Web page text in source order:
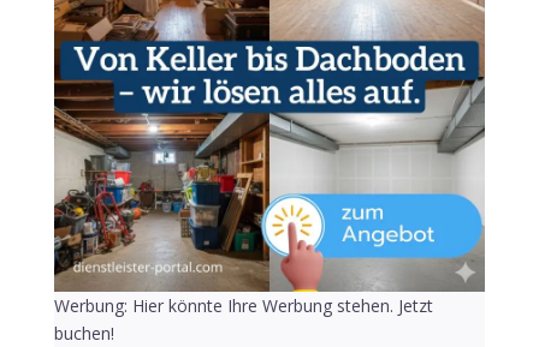
Werbung: Hier könnte Ihre Werbung stehen. Jetzt
buchen!